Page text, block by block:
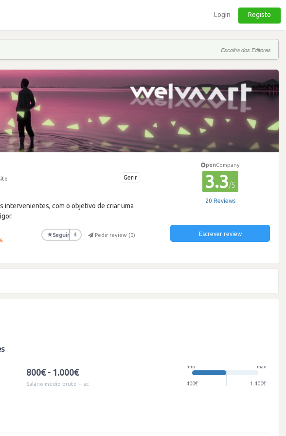
Login Registo
Escolha dos Editores
Gerir
intervenientes, com o objetivo de criar uma
★Seguir 4 Pedir review (0)
penCompany
3.3/5
20 Reviews
Escrever review
800€ - 1.000€
Salário médio bruto + ac
min max
400€ 1.400€